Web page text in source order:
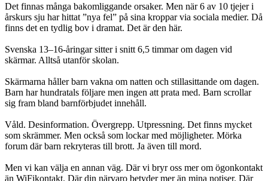
Det finnas många bakomliggande orsaker. Men när 6 av 10 tjejer i
årskurs sju har hittat ”nya fel” på sina kroppar via sociala medier. Då
finns det en tydlig bov i dramat. Det är den här.
Svenska 13–16-åringar sitter i snitt 6,5 timmar om dagen vid
skärmar. Alltså utanför skolan.
Skärmarna håller barn vakna om natten och stillasittande om dagen.
Barn har hundratals följare men ingen att prata med. Barn scrollar
sig fram bland barnförbjudet innehåll.
Våld. Desinformation. Övergrepp. Utpressning. Det finns mycket
som skrämmer. Men också som lockar med möjligheter. Mörka
forum där barn rekryteras till brott. Ja även till mord.
Men vi kan välja en annan väg. Där vi bryr oss mer om ögonkontakt
än WiFikontakt. Där din närvaro betyder mer än mina notiser. Där